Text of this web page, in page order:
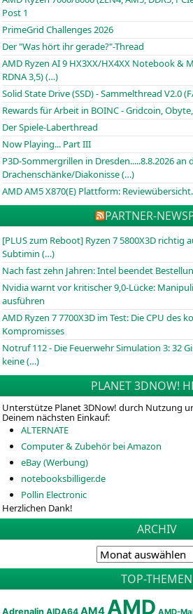
Post 1
PrimeGrid Challenges 2026
Der "Was hört ihr gerade?"-Thread
AMD Ryzen AI 9 HX3XX/HX4XX Notebook &
RDNA 3,5) (…)
Solid State Drive (SSD) - Sammelthread V2.0
Rewards für Arbeit in BOINC - Gridcoin,
Der Spiele-Laberthread
Now Playing... Part III
P3D-Sommergrillen in Dresden.....8.8.2026 an
Drachenschänke/Diakonisse (…)
AMD AM5 X870(E) Plattform:
PARTNER-NEWS
[PLUS zum Reboot] Ryzen 7 5800X3D richtig
Subtimin (…)
Nach fast zehn Jahren: Intel beendet
Nvidia warnt vor kritischer 9,0-Lücke:
ausführen
AMD Ryzen 7 7700X3D im Test: Die CPU des
Kompromisses
Notruf 112 - Die Feuerwehr Simulation 3: 32
keine (…)
PLANET 3DNOW!
Unterstütze Planet 3DNow! durch Nutzung
Deinem nächsten Einkauf:
ALTERNATE
Computer & Zubehör bei Amazon
eBay (Werbung)
notebooksbilliger.de
Pollin Electronic
Herzlichen Dank!
ARCHIV
TOP-THEMEN
Adrenalin AIDA64 AM4 AMD